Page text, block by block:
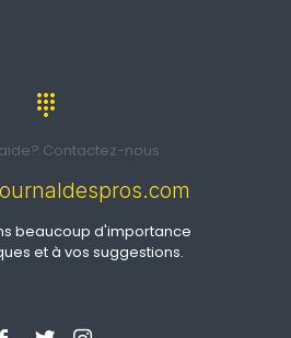
Contactez-nous
beaucoup d'importance
et à vos suggestions.